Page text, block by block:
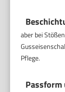
aber bei
Pflege.
Passform